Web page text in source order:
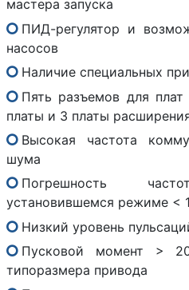
мастера запуска
ПИД-регулятор и
насосов
Наличие специальных
Пять разъемов для
платы и 3 платы
Высокая частота
шума
Погрешность
установившемся режиме <
Низкий уровень
Пусковой момент >
типоразмера привода